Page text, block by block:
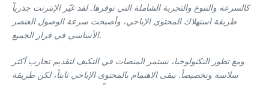
كالسرعة والتنوع والتجربة الشاملة التي توفرها. لقد غيّر الإنترنت جذرياً
طريقة استهلاك المحتوى الإباحي، وأصبحت سرعة الوصول العنصر
الأساسي في قرار الجميع.
ومع تطور التكنولوجيا، تستمر المنصات في التكيف لتقديم تجارب أكثر
سلاسة وتخصيصاً. يبقى الاهتمام بالمحتوى الإباحي ثابتاً، لكن طريقة